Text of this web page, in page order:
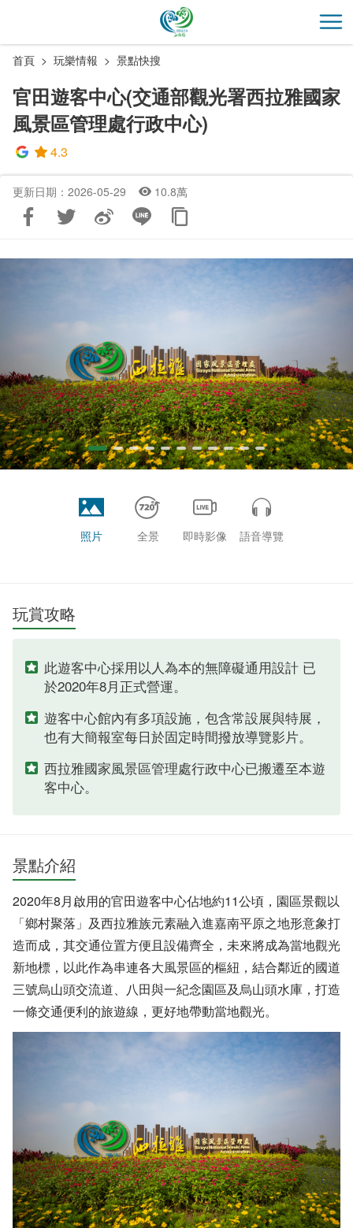
主
開
首頁 玩樂情報 景點快搜
官田遊客中心(交通部觀光署西拉雅國家
風景區管理處行政中心)
4.3
更新日期：2026-05-29 10.8萬
照片 全景 即時影像 語音導覽
玩賞攻略
此遊客中心採用以人為本的無障礙通用設計 已
於2020年8月正式營運。
遊客中心館內有多項設施，包含常設展與特展，
也有大簡報室每日於固定時間撥放導覽影片。
西拉雅國家風景區管理處行政中心已搬遷至本遊
客中心。
景點介紹
2020年8月啟用的官田遊客中心佔地約11公頃，園區景觀以
「鄉村聚落」及西拉雅族元素融入進嘉南平原之地形意象打
造而成，其交通位置方便且設備齊全，未來將成為當地觀光
新地標，以此作為串連各大風景區的樞紐，結合鄰近的國道
三號烏山頭交流道、八田與一紀念園區及烏山頭水庫，打造
一條交通便利的旅遊線，更好地帶動當地觀光。